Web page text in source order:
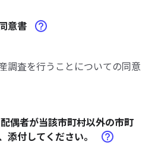
意書
調査を行うことについての同意
偶者が当該市町村以外の市町
添付してください。